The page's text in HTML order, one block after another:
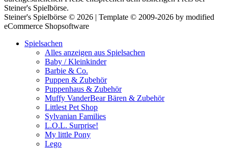
Steiner's Spielbörse.
Steiner's Spielbörse © 2026 | Template © 2009-2026 by modified
eCommerce Shopsoftware
Spielsachen
Alles anzeigen aus Spielsachen
Baby / Kleinkinder
Barbie & Co.
Puppen & Zubehör
Puppenhaus & Zubehör
Muffy VanderBear Bären & Zubehör
Littlest Pet Shop
Sylvanian Families
L.O.L. Surprise!
My little Pony
Lego